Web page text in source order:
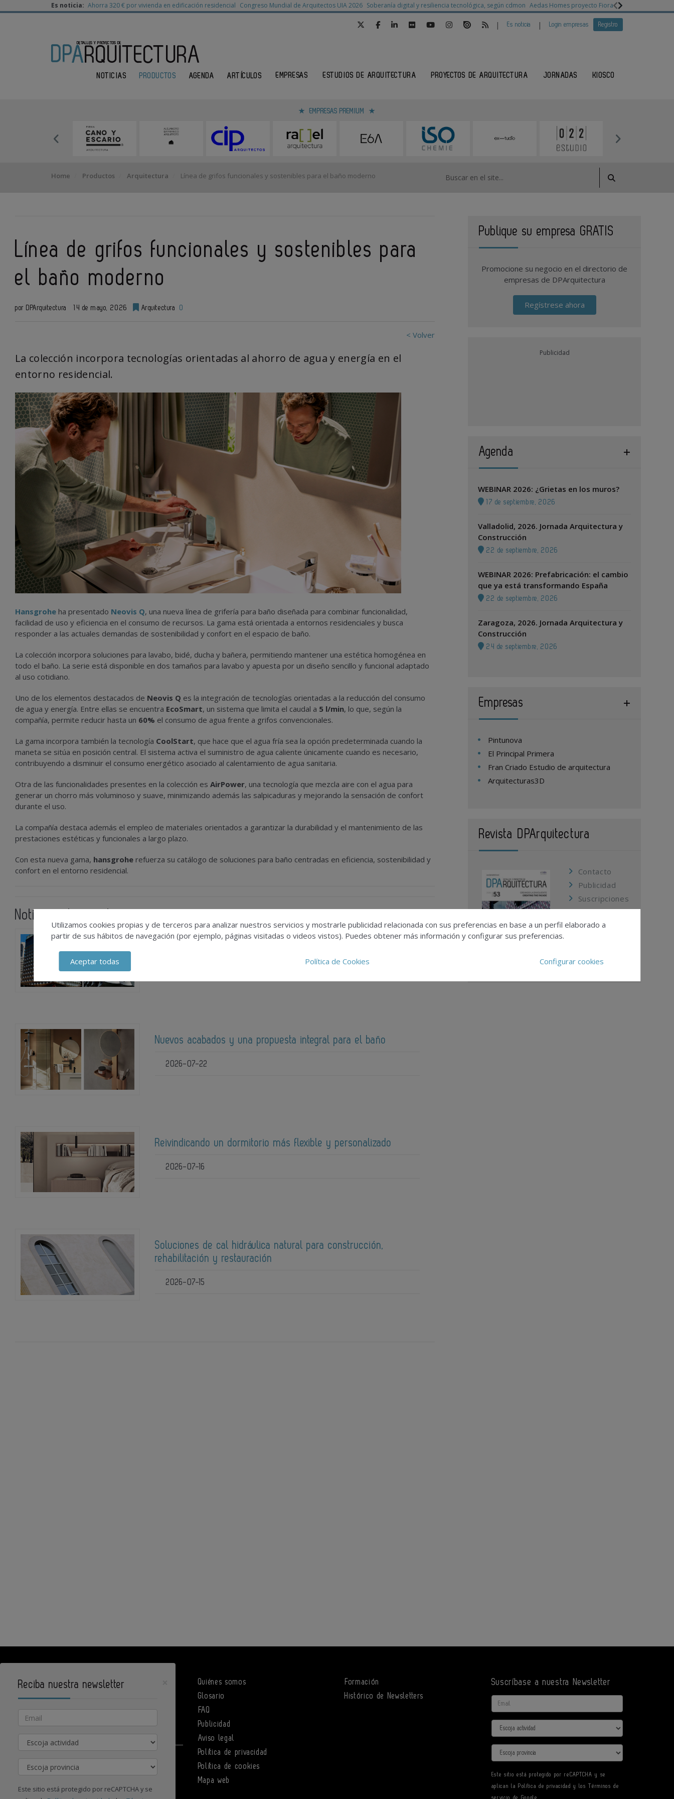
Es noticia: Ahorra 320 € por vivienda en edificación residencial Congreso Mundial de Arquitectos UIA 2026 Soberanía digital y resiliencia tecnológica, según cdmon Aedas Homes proyecto Fiora Ganadores
| Es noticia | Login empresas Registro
NOTICIAS PRODUCTOS AGENDA ARTÍCULOS EMPRESAS ESTUDIOS DE ARQUITECTURA PROYECTOS DE ARQUITECTURA JORNADAS KIOSCO
EMPRESAS PREMIUM
Home Productos Arquitectura Línea de grifos funcionales y sostenibles para el baño moderno
Línea de grifos funcionales y sostenibles para
el baño moderno
por DPArquitectura 14 de mayo, 2026 Arquitectura 0
< Volver
La colección incorpora tecnologías orientadas al ahorro de agua y energía en el
entorno residencial.
Hansgrohe ha presentado Neovis Q, una nueva línea de grifería para baño diseñada para combinar funcionalidad,
facilidad de uso y eficiencia en el consumo de recursos. La gama está orientada a entornos residenciales y busca
responder a las actuales demandas de sostenibilidad y confort en el espacio de baño.
La colección incorpora soluciones para lavabo, bidé, ducha y bañera, permitiendo mantener una estética homogénea en
todo el baño. La serie está disponible en dos tamaños para lavabo y apuesta por un diseño sencillo y funcional adaptado
al uso cotidiano.
Uno de los elementos destacados de Neovis Q es la integración de tecnologías orientadas a la reducción del consumo
de agua y energía. Entre ellas se encuentra EcoSmart, un sistema que limita el caudal a 5 l/min, lo que, según la
compañía, permite reducir hasta un 60% el consumo de agua frente a grifos convencionales.
La gama incorpora también la tecnología CoolStart, que hace que el agua fría sea la opción predeterminada cuando la
maneta se sitúa en posición central. El sistema activa el suministro de agua caliente únicamente cuando es necesario,
contribuyendo a disminuir el consumo energético asociado al calentamiento de agua sanitaria.
Otra de las funcionalidades presentes en la colección es AirPower, una tecnología que mezcla aire con el agua para
generar un chorro más voluminoso y suave, minimizando además las salpicaduras y mejorando la sensación de confort
durante el uso.
La compañía destaca además el empleo de materiales orientados a garantizar la durabilidad y el mantenimiento de las
prestaciones estéticas y funcionales a largo plazo.
Con esta nueva gama, hansgrohe refuerza su catálogo de soluciones para baño centradas en eficiencia, sostenibilidad y
confort en el entorno residencial.
Noticias relacionadas
Nuevos acabados y una propuesta integral para el baño
2026-07-22
Reivindicando un dormitorio más flexible y personalizado
2026-07-16
Soluciones de cal hidráulica natural para construcción,
rehabilitación y restauración
2026-07-15
Publique su empresa GRATIS
Promocione su negocio en el directorio de
empresas de DPArquitectura
Regístrese ahora
Publicidad
Agenda
WEBINAR 2026: ¿Grietas en los muros?
17 de septiembre, 2026
Valladolid, 2026. Jornada Arquitectura y
Construcción
22 de septiembre, 2026
WEBINAR 2026: Prefabricación: el cambio
que ya está transformando España
22 de septiembre, 2026
Zaragoza, 2026. Jornada Arquitectura y
Construcción
24 de septiembre, 2026
Empresas
Pintunova
El Principal Primera
Fran Criado Estudio de arquitectura
Arquitecturas3D
Revista DPArquitectura
Contacto
Publicidad
Suscripciones
Calendario
Editorial
Contacte con nosotros
Quiénes somos
Glosario
FAQ
Publicidad
Aviso legal
Política de privacidad
Política de cookies
Mapa web
Formación
Histórico de Newsletters
Suscríbase a nuestra Newsletter
Email
Actividad
Provincia
Este sitio está protegido por reCAPTCHA y se
aplican la Política de privacidad y los Términos de
servicio de Google.
Utilizamos cookies propias y de terceros para analizar nuestros servicios y mostrarle publicidad relacionada con sus preferencias en base a un perfil elaborado a
partir de sus hábitos de navegación (por ejemplo, páginas visitadas o videos vistos). Puedes obtener más información y configurar sus preferencias.
Aceptar todas Política de Cookies Configurar cookies
Reciba nuestra newsletter
Email
Actividad
Provincia
Este sitio está protegido por reCAPTCHA y se